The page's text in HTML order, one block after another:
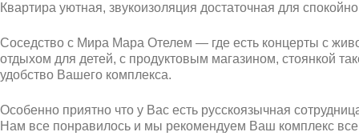
Квартира уютная, звукоизоляция достаточная для
Соседство с Мира Мара Отелем — где есть концерты с
отдыхом для детей, с продуктовым магазином, стоянкой
удобство Вашего комплекса.
Особенно приятно что у Вас есть русскоязычная
Нам все понравилось и мы рекомендуем Ваш комплекс